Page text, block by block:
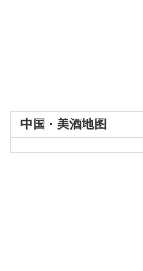
中国 · 美酒地图